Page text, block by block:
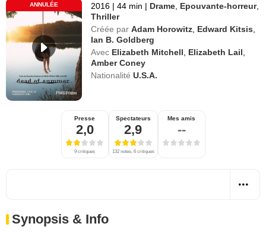
ANNULÉE 2016 | 44 min | Drame Epouvante-horreur,
Thriller
Créée par Adam Horowitz Edward Kitsis
Ian B. Goldberg
Avec Elizabeth Mitchell Elizabeth Lail
Amber Coney
Nationalité U.S.A.
Presse
2,0
9 critiques
Spectateurs
2,9
132 notes, 6 critiques
Mes amis
--
Synopsis & Info